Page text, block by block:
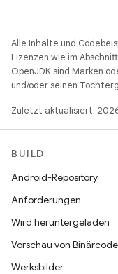
Alle Inhalte und
Lizenzen wie im Abschnitt
OpenJDK sind Marken
und/oder seinen
Zuletzt aktualisiert:
BUILD
Android-Repository
Anforderungen
Wird heruntergeladen
Vorschau von
Werksbilder